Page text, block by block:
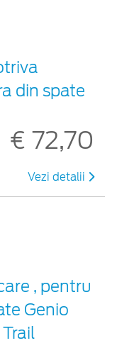
din spate
€ 72,70
Vezi detalii
, pentru
Genio